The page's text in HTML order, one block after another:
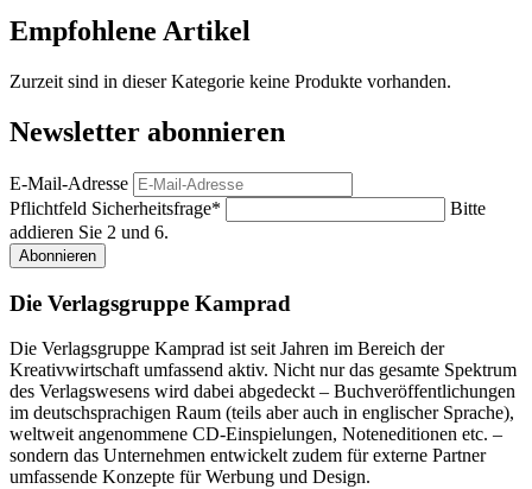
Empfohlene Artikel
Zurzeit sind in dieser Kategorie keine Produkte vorhanden.
Newsletter abonnieren
E-Mail-Adresse
Pflichtfeld Sicherheitsfrage*
Bitte
addieren Sie 2 und 6.
Abonnieren
Die Verlagsgruppe Kamprad
Die Verlagsgruppe Kamprad ist seit Jahren im Bereich der
Kreativwirtschaft umfassend aktiv. Nicht nur das gesamte Spektrum
des Verlagswesens wird dabei abgedeckt – Buchveröffentlichungen
im deutschsprachigen Raum (teils aber auch in englischer Sprache),
weltweit angenommene CD-Einspielungen, Noteneditionen etc. –
sondern das Unternehmen entwickelt zudem für externe Partner
umfassende Konzepte für Werbung und Design.